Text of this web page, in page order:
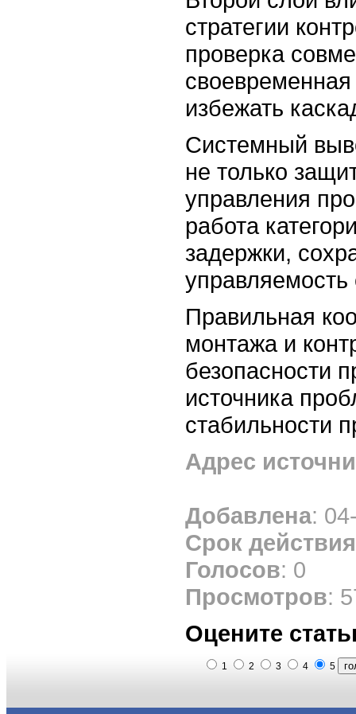
стратегии
проверка
избежать
Системный
не только
управления
работа
задержки,
управляемость
Правильная
монтажа и
безопасности
источника
стабильности
Адрес
Добавлена:
Срок действия
Голосов: 0
Просмотров:
Оцените
1 2 3 4 5